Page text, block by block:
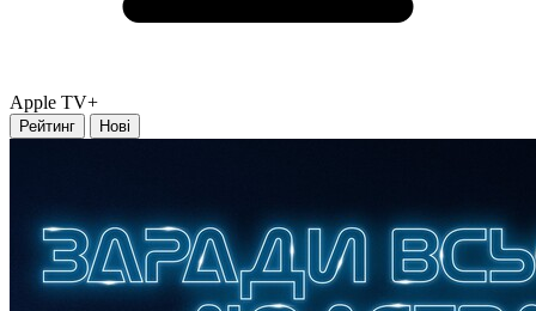
Apple TV+
Рейтинг Нові